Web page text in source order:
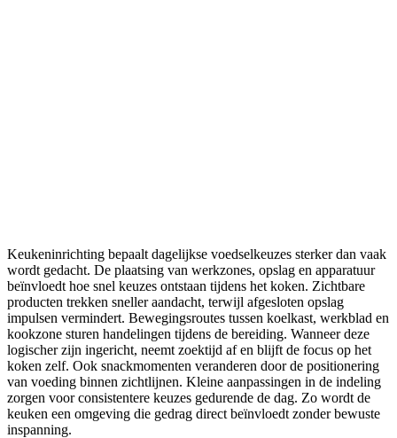
Keukeninrichting bepaalt dagelijkse voedselkeuzes sterker dan vaak
wordt gedacht. De plaatsing van werkzones, opslag en apparatuur
beïnvloedt hoe snel keuzes ontstaan tijdens het koken. Zichtbare
producten trekken sneller aandacht, terwijl afgesloten opslag
impulsen vermindert. Bewegingsroutes tussen koelkast, werkblad en
kookzone sturen handelingen tijdens de bereiding. Wanneer deze
logischer zijn ingericht, neemt zoektijd af en blijft de focus op het
koken zelf. Ook snackmomenten veranderen door de positionering
van voeding binnen zichtlijnen. Kleine aanpassingen in de indeling
zorgen voor consistentere keuzes gedurende de dag. Zo wordt de
keuken een omgeving die gedrag direct beïnvloedt zonder bewuste
inspanning.